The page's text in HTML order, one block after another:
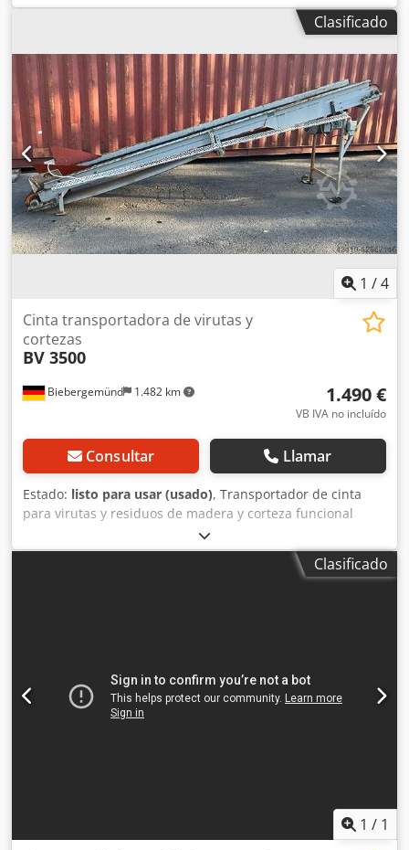
Longitud de los rodillos: 2,0 m. Altura de construcción: 1,0
m. Equipado con transportador transversal elevador y
Descarga hacia la izquierda y hacia la derecha. 4 rodillos
de apoyo ajustables hidráulicamente, para elevar y
descender. Transmisión dividida con 2 motores de
engranajes.
Clasificado
1 /4
Biebergemünd 1.482 km
Cinta transportadora de virutas y
cortezas
BV 3500
1.490 €
VB IVA no incluído
Consultar Llamar
Estado: listo para usar (usado), Transportador de cinta
para virutas y residuos de madera y corteza funcional
Cedopkzwmspfx Ah Hsrf longitud aprox. 3500mm anchura
aprox. 400 mm motor BEVI 2,2 kW, 400 V
Clasificado
1 / 1